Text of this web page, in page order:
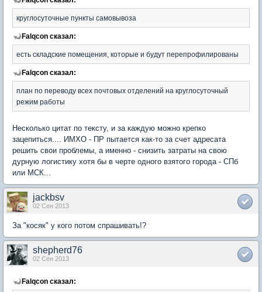
круглосуточные пункты самовывоза
Falqcon сказал:
есть складские помещения, которые и будут перепрофилированы
Falqcon сказал:
план по переводу всех почтовых отделений на круглосуточный
режим работы
Несколько цитат по тексту, и за каждую можно крепко
зацепиться.... ИМХО - ПР пытается как-то за счет адресата
решить свои проблемы, а именно - снизить затраты на свою
дурную логистику хотя бы в черте одного взятого города - СПб
или МСК...
jackbsv
02 Сен 2013
За "косяк" у кого потом спрашивать!?
shepherd76
02 Сен 2013
Falqcon сказал: